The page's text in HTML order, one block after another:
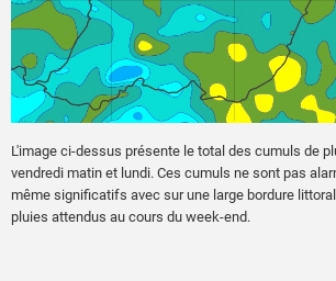
L'image ci-dessus présente le total des cumuls de
vendredi matin et lundi. Ces cumuls ne sont pas
même significatifs avec sur une large bordure
pluies attendus au cours du week-end.